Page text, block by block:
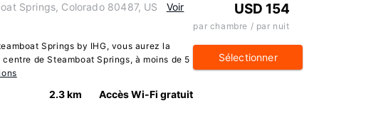
Springs, Colorado 80487, US
Voir
Springs by IHG, vous aurez la
de Steamboat Springs, à moins de 5
2.3 km Accès Wi-Fi gratuit
USD 154
par chambre / par nuit
Sélectionner